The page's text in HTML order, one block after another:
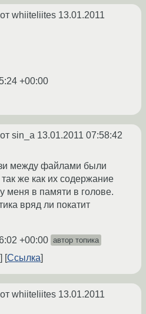
от whiiteliites 13.01.2011
+00:00
от sin_a 13.01.2011 07:58:42
между файлами были
же как их содержание
меня в памяти в голове.
вряд ли покатит
+00:00 автор топика
Ссылка
от whiiteliites 13.01.2011